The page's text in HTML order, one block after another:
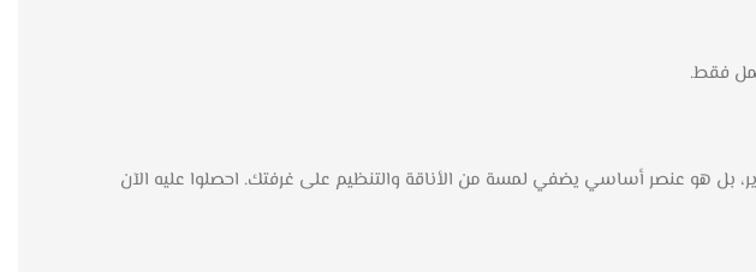
بل هو عنصر أساسي يضفي لمسة من الأناقة والتنظيم على غرفتك. احصلوا عليه الآن